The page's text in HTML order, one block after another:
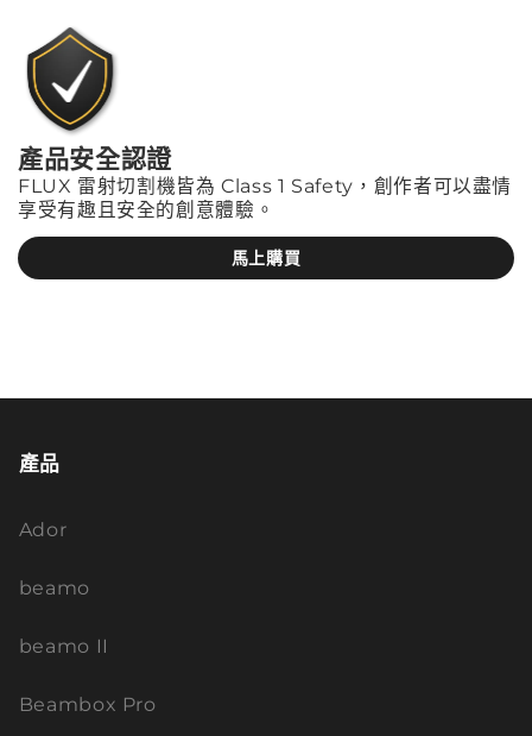
產品安全認證
FLUX 雷射切割機皆為 Class 1 Safety，創作者可以盡情
享受有趣且安全的創意體驗。
馬上購買
產品
Ador
beamo
beamo II
Beambox Pro